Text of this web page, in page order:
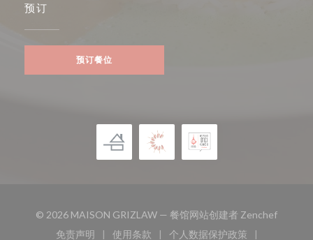
预订
预订餐位
© 2026 MAISON GRIZLAW — 餐馆网站创建者 Zenchef((在新
免责声明
使用条款 个人数据保护政策